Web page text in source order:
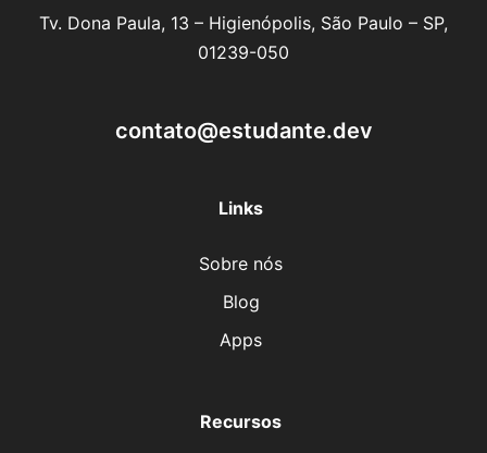
Tv. Dona Paula, 13 – Higienópolis, São Paulo – SP,
01239-050
contato@estudante.dev
Links
Sobre nós
Blog
Apps
Recursos